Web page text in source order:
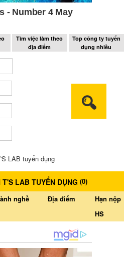
Tìm việc làm theo
địa điểm
Top công ty tuyển
dụng nhiều
LAB tuyển dụng
LAB TUYỂN DỤNG (0)
nghề Địa điểm
Hạn nộp
HS